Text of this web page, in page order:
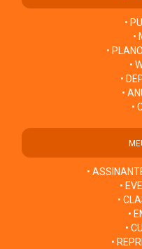
•
•
•
•
•
•
•
•
•
•
•
•
•